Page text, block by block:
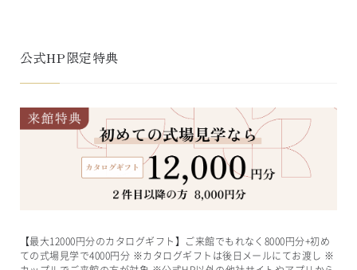
公式HP限定特典
【最大12000円分のカタログギフト】ご来館でもれなく8000円分+初め
ての式場見学で4000円分 ※カタログギフトは後日メールにてお渡し ※